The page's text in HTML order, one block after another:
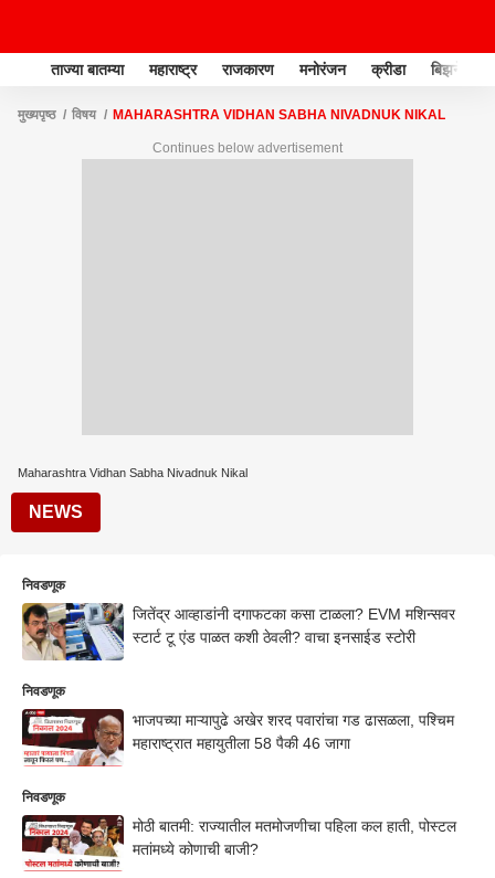
ताज्या बातम्या महाराष्ट्र राजकारण मनोरंजन क्रीडा बिझनेस
मुख्यपृष्ठ विषय MAHARASHTRA VIDHAN SABHA NIVADNUK NIKAL
Continues below advertisement
Maharashtra Vidhan Sabha Nivadnuk Nikal
NEWS
निवडणूक
जितेंद्र आव्हाडांनी दगाफटका कसा टाळला? EVM मशिन्सवर
स्टार्ट टू एंड पाळत कशी ठेवली? वाचा इनसाईड स्टोरी
निवडणूक
भाजपच्या माऱ्यापुढे अखेर शरद पवारांचा गड ढासळला, पश्चिम
महाराष्ट्रात महायुतीला 58 पैकी 46 जागा
निवडणूक
मोठी बातमी: राज्यातील मतमोजणीचा पहिला कल हाती, पोस्टल
मतांमध्ये कोणाची बाजी?